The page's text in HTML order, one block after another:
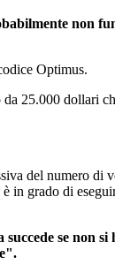
non
Optimus.
25.000 dollari
del numero di
in grado di
se non